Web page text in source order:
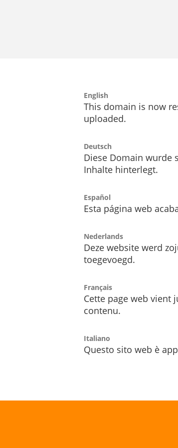
English
This domain is now
uploaded.
Deutsch
Diese Domain wurde
Inhalte hinterlegt.
Español
Esta página web
Nederlands
Deze website werd
toegevoegd.
Français
Cette page web vient
contenu.
Italiano
Questo sito web è